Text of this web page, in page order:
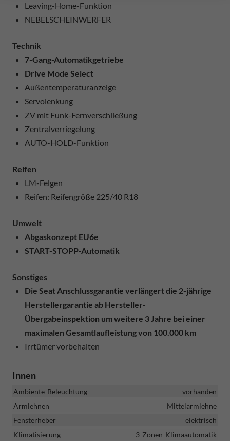
Leaving-Home-Funktion
NEBELSCHEINWERFER
Technik
7-Gang-Automatikgetriebe
Drive Mode Select
Außentemperaturanzeige
Servolenkung
ZV mit Funk-Fernverschließung
Zentralverriegelung
AUTO-HOLD-Funktion
Reifen
LM-Felgen
Reifen: Reifengröße 225/40 R18
Umwelt
Abgaskonzept EU6e
START-STOPP-Automatik
Sonstiges
Die Seat Anschlussgarantie verlängert die 2-jährige
Herstellergarantie ab Hersteller-
Übergabeinspektion um weitere 3 Jahre bei einer
maximalen Gesamtlaufleistung von 100.000 km
Irrtümer vorbehalten
Innen
Ambiente-Beleuchtung
vorhanden
Armlehnen
Mittelarmlehne
Fensterheber
elektrisch
Klimatisierung
3-Zonen-Klimaautomatik